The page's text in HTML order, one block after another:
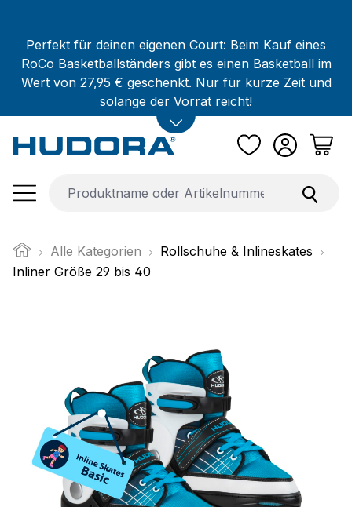
Perfekt für deinen eigenen Court: Beim Kauf eines
RoCo Basketballständers gibt es einen Basketball im
Wert von 27,95 € geschenkt. Nur für kurze Zeit und
solange der Vorrat reicht!
Alle Kategorien
Rollschuhe & Inlineskates
Inliner Größe 29 bis 40